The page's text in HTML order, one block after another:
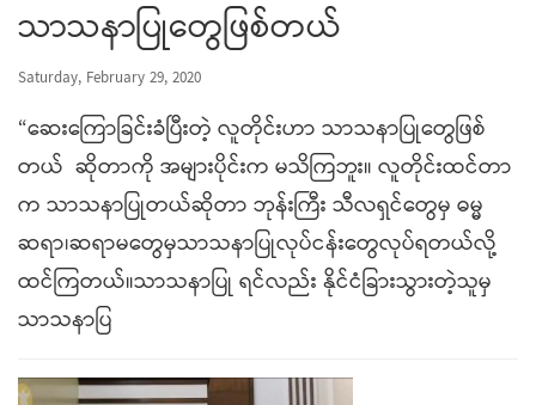
သာသနာပြုတွေဖြစ်တယ်
Saturday, February 29, 2020
“ဆေးကြောခြင်းခံပြီးတဲ့ လူတိုင်းဟာ သာသနာပြုတွေဖြစ်
တယ် ဆိုတာကို အများပိုင်းက မသိကြဘူး။ လူတိုင်းထင်တာ
က သာသနာပြုတယ်ဆိုတာ ဘုန်းကြီး သီလရှင်တွေမှ ဓမ္မ
ဆရာ၊ဆရာမတွေမှသာသနာပြုလုပ်ငန်းတွေလုပ်ရတယ်လို့
ထင်ကြတယ်။သာသနာပြု ရင်လည်း နိုင်ငံခြားသွားတဲ့သူမှ
သာသနာပြ